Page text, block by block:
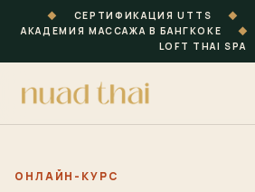
◆ СЕРТИФИКАЦИЯ UTTS ◆
АКАДЕМИЯ МАССАЖА В БАНГКОКЕ
◆
LOFT THAI SPA
ОНЛАЙН-КУРС